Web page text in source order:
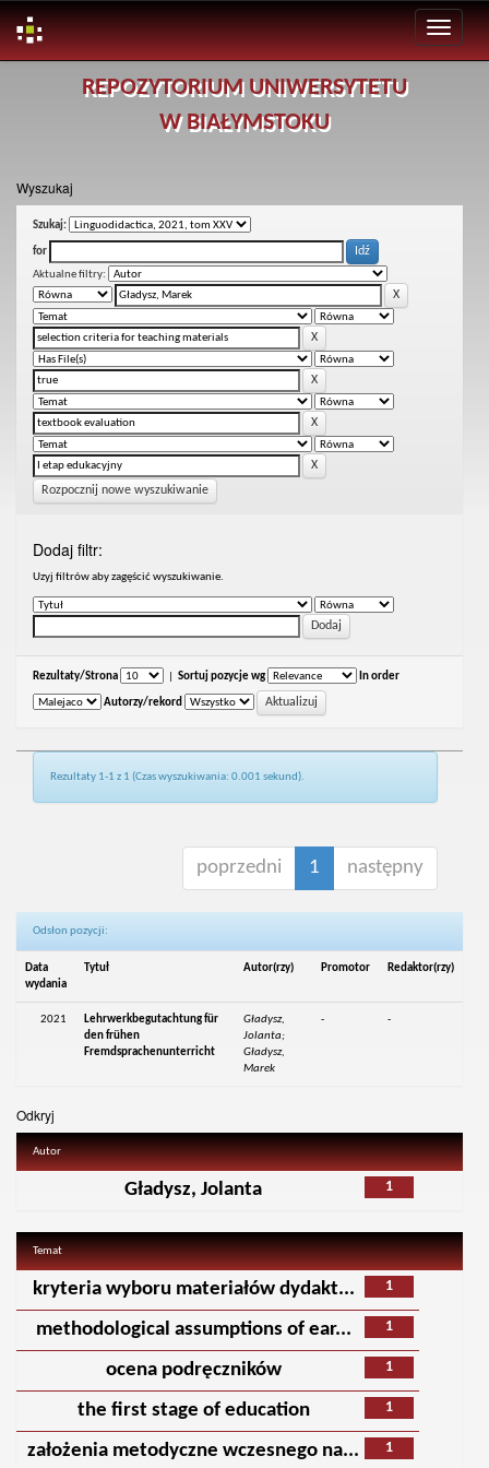
REPOZYTORIUM UNIWERSYTETU
W BIAŁYMSTOKU
Wyszukaj
Szukaj:
for
Aktualne filtry:
Rozpocznij nowe wyszukiwanie
Dodaj filtr:
Uzyj filtrów aby zagęścić wyszukiwanie.
Rezultaty/Strona Sortuj pozycje wg In order
Autorzy/rekord
Rezultaty 1-1 z 1 (Czas wyszukiwania: 0.001 sekund).
poprzedni 1 następny
Odsłon pozycji:
Data
wydania
Tytuł Autor(rzy) Promotor Redaktor(rzy)
2021
Lehrwerkbegutachtung für
den frühen
Fremdsprachenunterricht
Gładysz,
Jolanta;
Gładysz,
Marek
- -
Odkryj
Autor
1
Gładysz, Jolanta
Temat
1
kryteria wyboru materiałów dydakt...
1
methodological assumptions of ear...
1
ocena podręczników
1
the first stage of education
1
założenia metodyczne wczesnego na...